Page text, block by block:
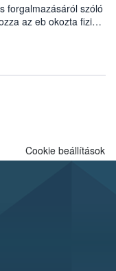
forgalmazásáról szóló
az eb okozta fizikai
felmerülő
eb tartását és annak
jártas szakértőt.
Cookie beállítások